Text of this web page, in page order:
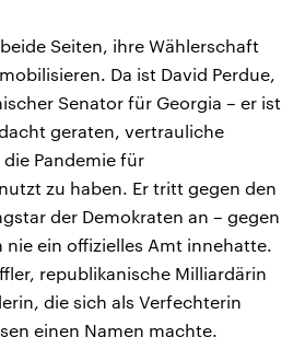
Seiten, ihre Wählerschaft
Da ist David Perdue,
Senator für Georgia – er ist
geraten, vertrauliche
Pandemie für
zu haben. Er tritt gegen den
der Demokraten an – gegen
nie ein offizielles Amt innehatte.
republikanische Milliardärin
die sich als Verfechterin
einen Namen machte.